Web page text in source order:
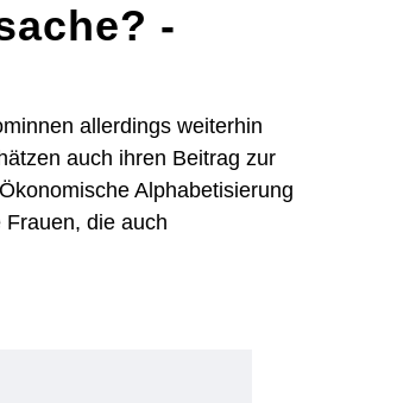
-
allerdings weiterhin
auch ihren Beitrag zur
Alphabetisierung
die auch